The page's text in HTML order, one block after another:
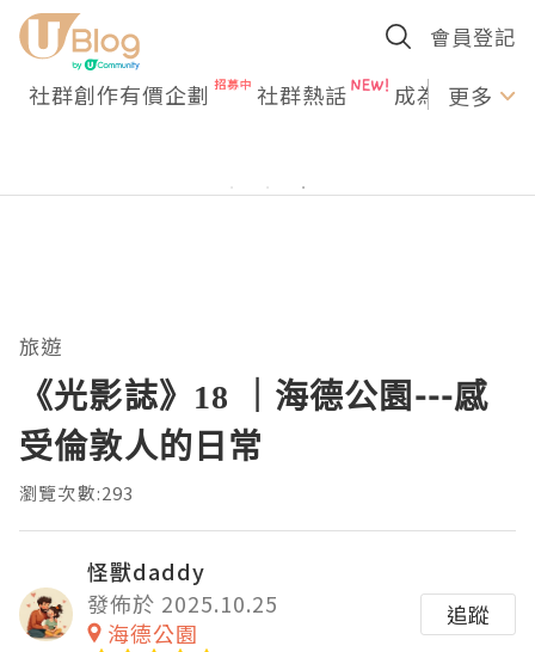
會員登記
社群創作有價企劃 社群熱話 成為U更多
旅遊
《光影誌》18 ｜海德公園---感
受倫敦人的日常
瀏覽次數:293
怪獸daddy
發佈於 2025.10.25
海德公園
追蹤